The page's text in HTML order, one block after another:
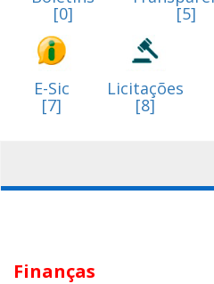
[0] [5]
E-Sic
[7]
Licitações
[8]
Finanças